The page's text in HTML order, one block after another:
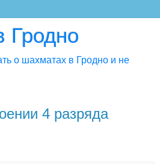
Гродно
о шахматах в Гродно и не
4 разряда